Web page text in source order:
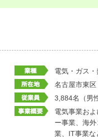
電気・ガス
名古屋市東区
3,884名（男
電気事業お
ー事業、海
業、IT事業な